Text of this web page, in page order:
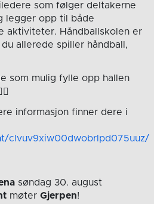
som følger deltakerne
legger opp til både
aktiviteter. Håndballskolen er
allerede spiller håndball,
som mulig fylle opp hallen
informasjon finner dere i
clvuv9xiw00dwobrlpd075uuz/
søndag 30. august
møter Gjerpen!